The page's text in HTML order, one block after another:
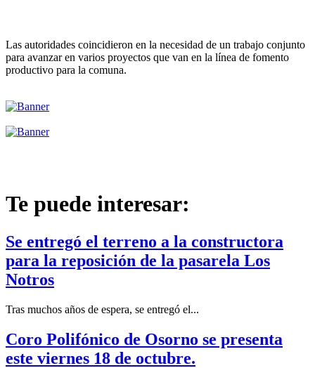
Las autoridades coincidieron en la necesidad de un trabajo conjunto
para avanzar en varios proyectos que van en la línea de fomento
productivo para la comuna.
Te puede interesar:
Se entregó el terreno a la constructora
para la reposición de la pasarela Los
Notros
Tras muchos años de espera, se entregó el...
Coro Polifónico de Osorno se presenta
este viernes 18 de octubre.